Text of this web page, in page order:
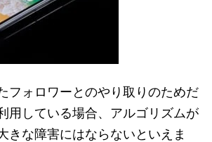
フォロワーとのやり取りのためだ
用している場合、アルゴリズムが
きな障害にはならないといえま